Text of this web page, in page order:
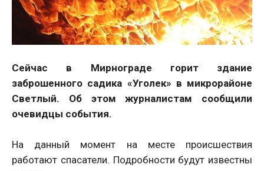
Сейчас в Мирнограде горит здание
заброшенного садика «Уголек» в микрорайоне
Светлый. Об этом журналистам сообщили
очевидцы события.
На данный момент на месте происшествия
работают спасатели. Подробности будут известны